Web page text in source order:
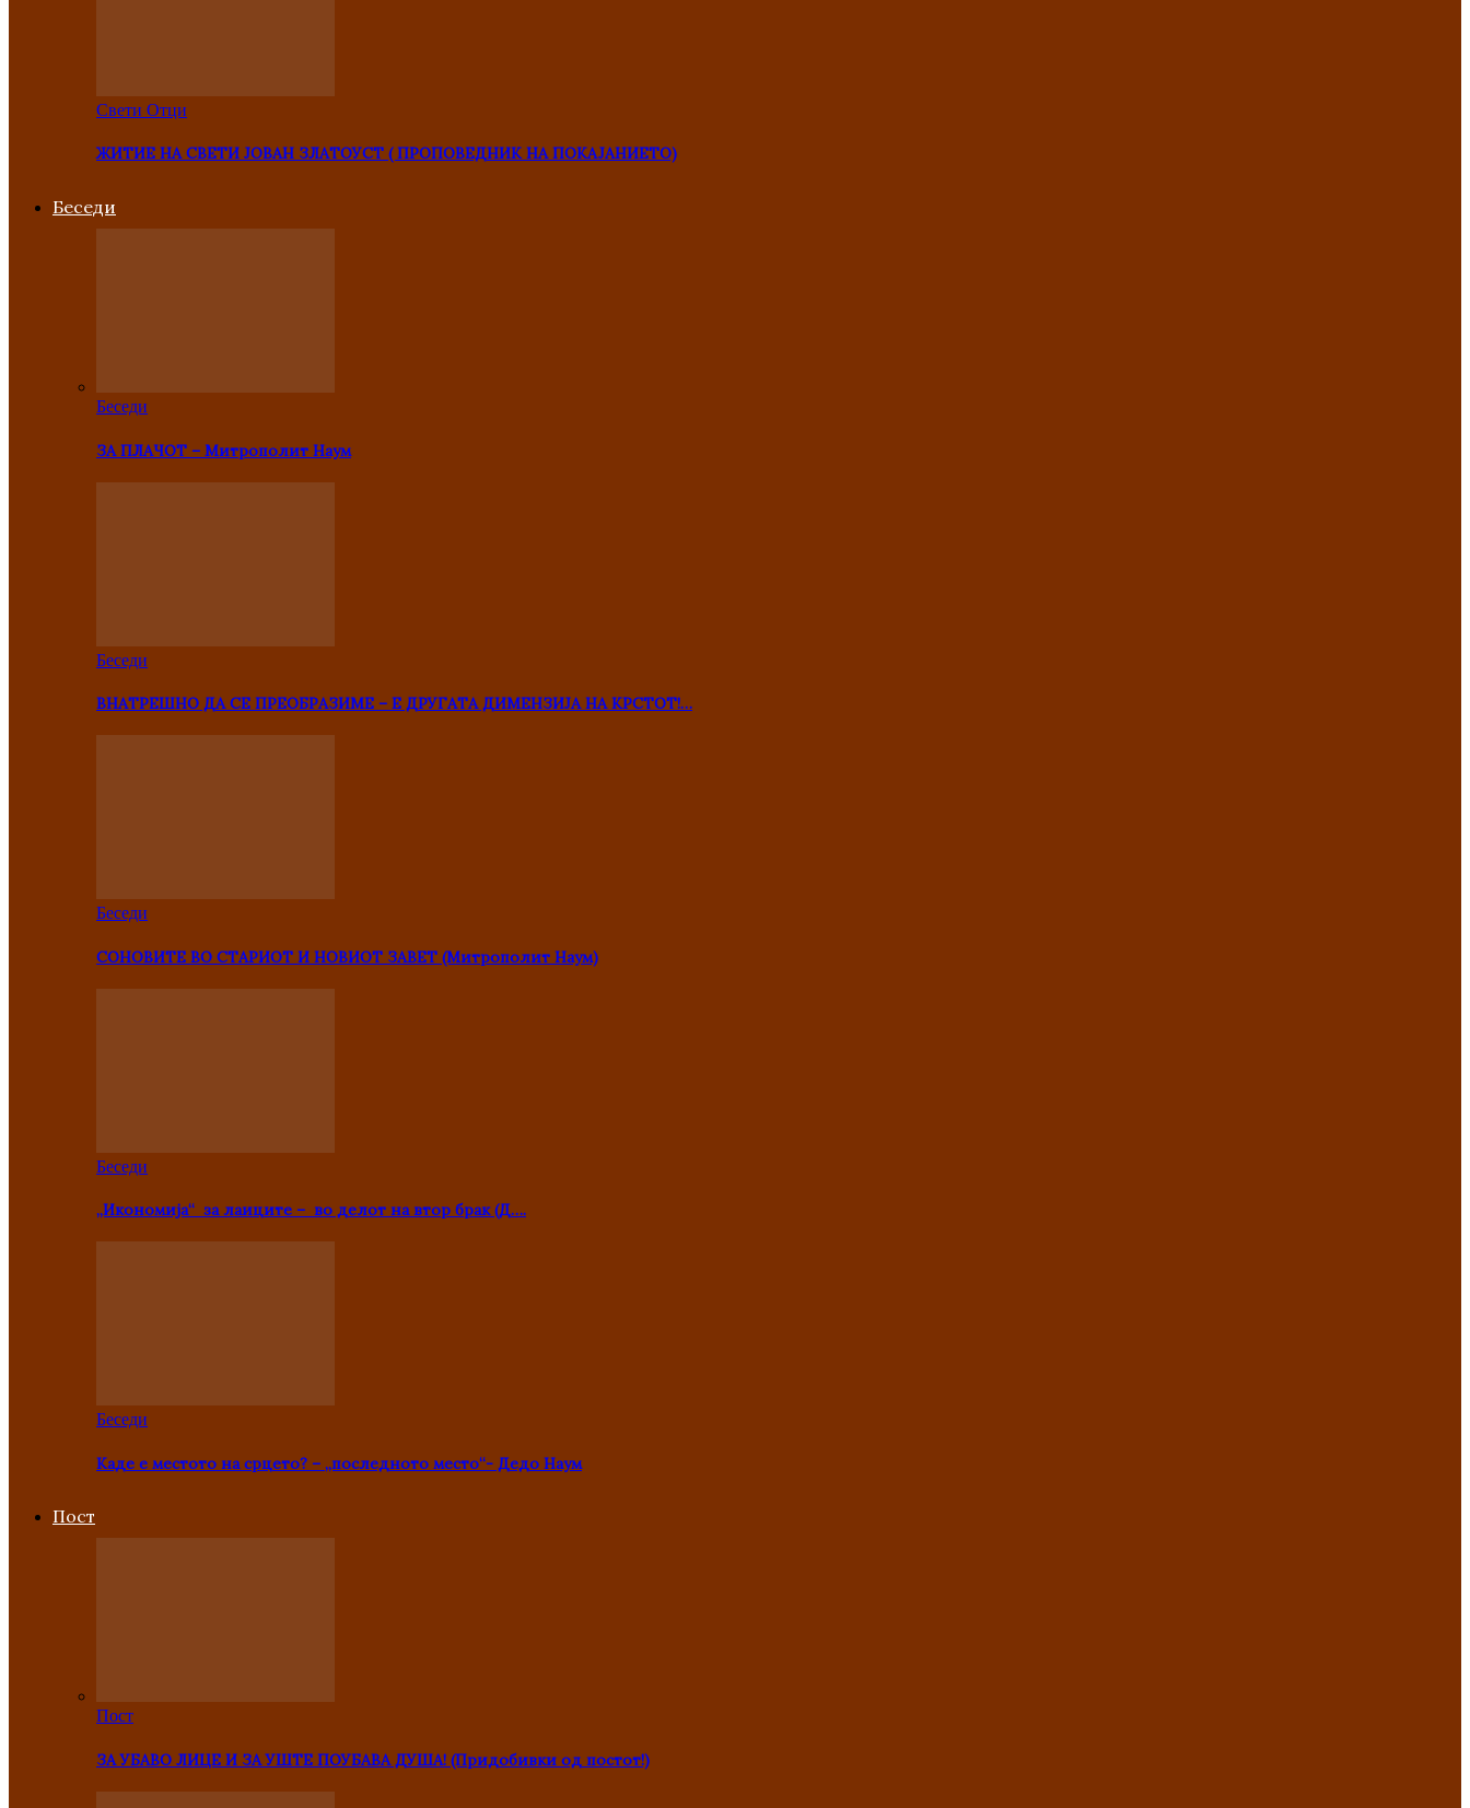
Свети Отци
ЖИТИЕ НА СВЕТИ ЈОВАН ЗЛАТОУСТ ( ПРОПОВЕДНИК НА ПОКАЈАНИЕТО)
Беседи
Беседи
ЗА ПЛАЧОТ – Митрополит Наум
Беседи
ВНАТРЕШНО ДА СЕ ПРЕОБРАЗИМЕ – Е ДРУГАТА ДИМЕНЗИЈА НА КРСТОТ!…
Беседи
СОНОВИТЕ ВО СТАРИОТ И НОВИОТ ЗАВЕТ (Митрополит Наум)
Беседи
„Икономија“ за лаиците – во делот на втор брак (Д….
Беседи
Каде е местото на срцето? – „последното место“- Дедо Наум
Пост
Пост
ЗА УБАВО ЛИЦЕ И ЗА УШТЕ ПОУБАВА ДУША! (Придобивки од постот!)